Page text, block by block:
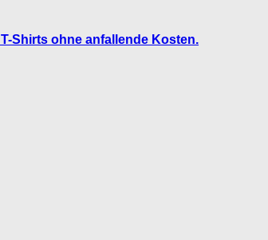
Shirts ohne anfallende Kosten.